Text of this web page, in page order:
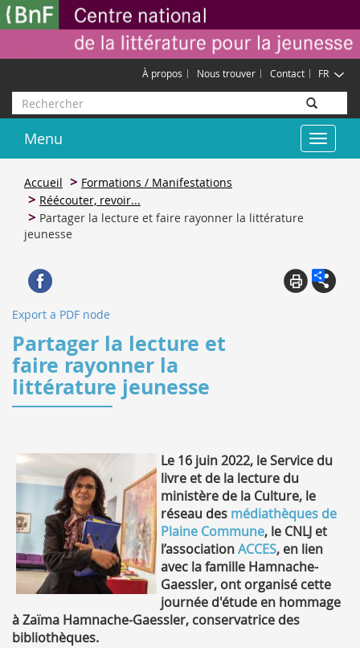
Aller
au
principal
FR
À propos Nous trouver Contact
Rechercher
Toggle
Menu
Accueil
Formations / Manifestations
Réécouter, revoir...
Partager la lecture et faire rayonner la littérature
jeunesse
Export a PDF node
Partager la lecture et
faire rayonner la
littérature jeunesse
Le 16 juin 2022, le Service du
livre et de la lecture du
ministère de la Culture, le
réseau des médiathèques de
Plaine Commune, le CNLJ et
l’associationACCES, en lien
avec la famille Hamnache-
Gaessler, ont organisé cette
journée d'étude en hommage
à Zaïma Hamnache-Gaessler, conservatrice des
bibliothèques.
Gestion des cookies